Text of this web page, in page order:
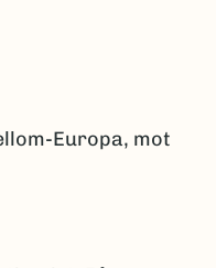
Europa, mot